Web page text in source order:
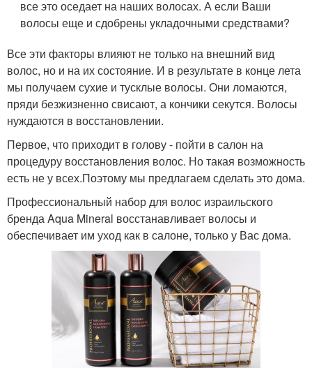
все это оседает на наших волосах. А если Ваши
волосы еще и сдобрены укладочными средствами?
Все эти факторы влияют не только на внешний вид
волос, но и на их состояние. И в результате в конце лета
мы получаем сухие и тусклые волосы. Они ломаются,
пряди безжизненно свисают, а кончики секутся. Волосы
нуждаются в восстановлении.
Первое, что приходит в голову - пойти в салон на
процедуру восстановления волос. Но такая возможность
есть не у всех.Поэтому мы предлагаем сделать это дома.
Профессиональный набор для волос израильского
бренда Aqua Mineral восстанавливает волосы и
обеспечивает им уход как в салоне, только у Вас дома.